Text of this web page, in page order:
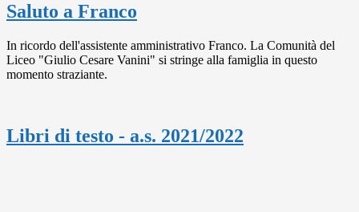
Saluto a Franco
In ricordo dell'assistente amministrativo Franco. La Comunità del
Liceo "Giulio Cesare Vanini" si stringe alla famiglia in questo
momento straziante.
Libri di testo - a.s. 2021/2022